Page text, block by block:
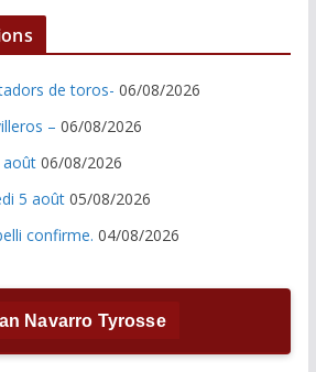
de toros- 06/08/2026
– 06/08/2026
août 06/08/2026
5 août 05/08/2026
confirme. 04/08/2026
Navarro Tyrosse